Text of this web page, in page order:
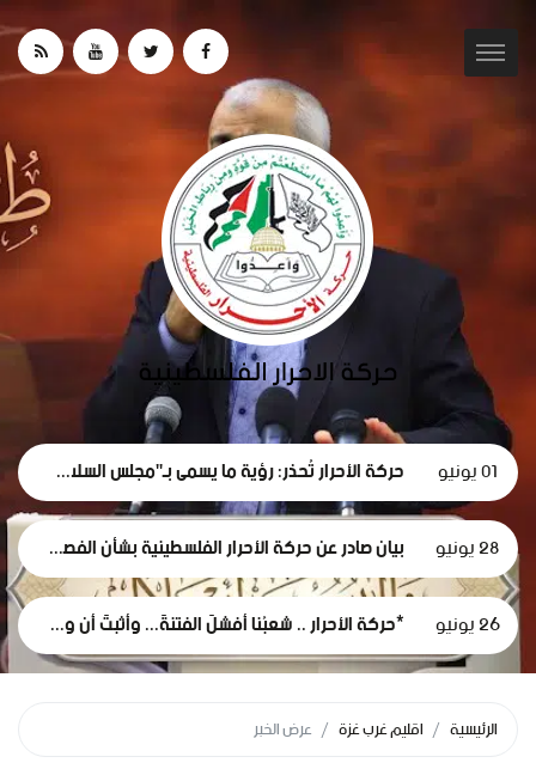
01 يونيو حركة الأحرار تُحذر: رؤية ما يسمى بـ"مجلس السلام" لغزة تهدف لتقويض الحقوق الوطنية الفلسطينية.
28 يونيو بيان صادر عن حركة الأحرار الفلسطينية بشأن الفصل التعسفي لموظفي وكالة الغوث، وإعلان التضامن مع اعتصامهم المشروع
26 يونيو *حركة الأحرار .. شعبُنا أفشلَ الفتنةَ... وأثبتَ أن وعيَه أقوى من مؤامرات الاحتلال*
الرئيسية اقليم غرب غزة عرض الخبر